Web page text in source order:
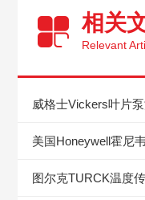
相关
Relevant
美国Honeywell霍尼